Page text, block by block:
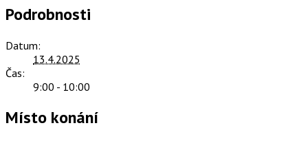
Podrobnosti
Datum:
13.4.2025
Čas:
9:00 - 10:00
Místo konání